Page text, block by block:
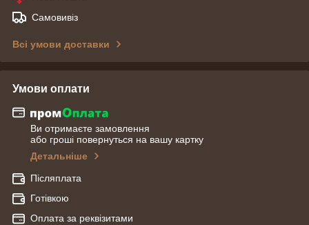
Самовивіз
Всі умови доставки
Умови оплати
Ви отримаєте замовлення
або гроші повернуться на вашу картку
Детальніше
Післяплата
Готівкою
Оплата за реквізитами